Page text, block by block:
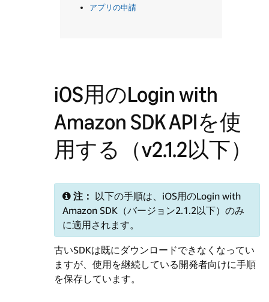
アプリの申請
iOS用のLogin with
Amazon SDK APIを使
用する（v2.1.2以下）
注： 以下の手順は、iOS用のLogin with
Amazon SDK（バージョン2.1.2以下）のみ
に適用されます。
古いSDKは既にダウンロードできなくなってい
ますが、使用を継続している開発者向けに手順
を保存しています。